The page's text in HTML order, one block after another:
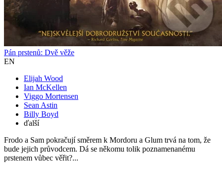
Pán prstenů: Dvě věže
EN
Elijah Wood
Ian McKellen
Viggo Mortensen
Sean Astin
Billy Boyd
ďalší
Frodo a Sam pokračují směrem k Mordoru a Glum trvá na tom, že
bude jejich průvodcem. Dá se někomu tolik poznamenanému
prstenem vůbec věřit?...